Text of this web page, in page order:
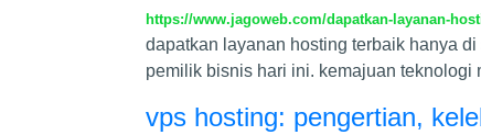
https://www.jagoweb.com/dapatkan-layanan-
dapatkan layanan hosting terbaik hanya
pemilik bisnis hari ini. kemajuan
vps hosting: pengertian,